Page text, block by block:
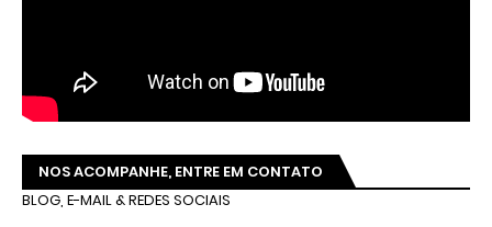
NOS ACOMPANHE, ENTRE EM CONTATO
BLOG, E-MAIL & REDES SOCIAIS